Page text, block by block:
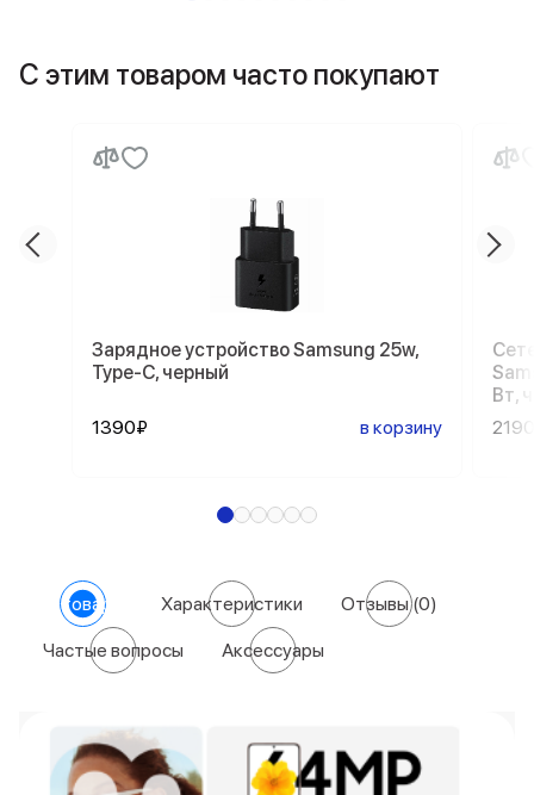
С этим товаром часто покупают
Зарядное устройство Samsung 25w,
Type-C, черный
1390₽ в корзину
Вт,
О товаре Характеристики Отзывы(0)
Частые вопросы Аксессуары